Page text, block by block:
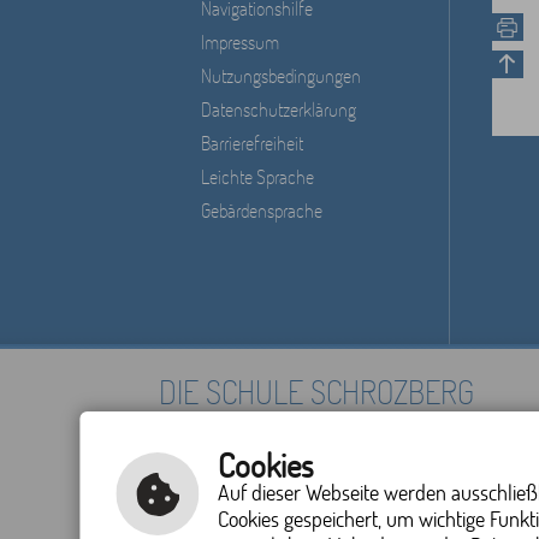
Navigationshilfe
Impressum
Nutzungsbedingungen
Datenschutzerklärung
Barrierefreiheit
Leichte Sprache
Gebärdensprache
DIE SCHULE SCHROZBERG
74575 SchrozbergFax: 07935 913011
E-Mail schreiben
Cookies
Auf dieser Webseite werden
Cookies gespeichert, um wichtige